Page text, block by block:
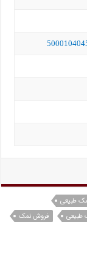
طبیعی
فروش نمک